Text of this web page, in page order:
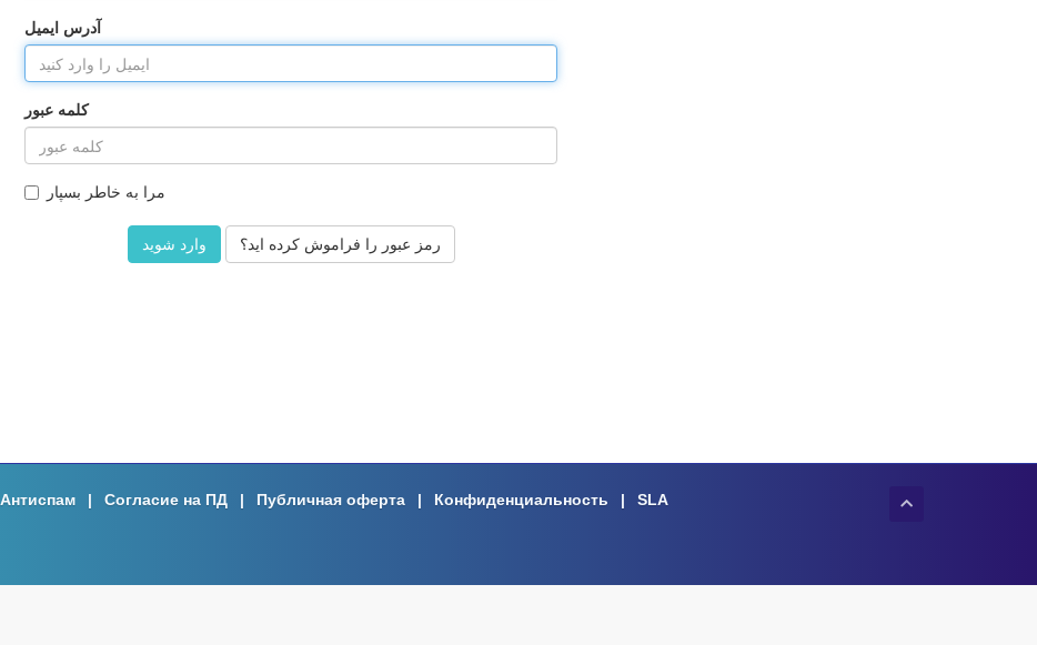
آدرس ایمیل
کلمه عبور
مرا به خاطر بسپار
رمز عبور را فراموش کرده اید؟
Антиспам | Согласие на ПД | Публичная оферта | Конфиденциальность | SLA